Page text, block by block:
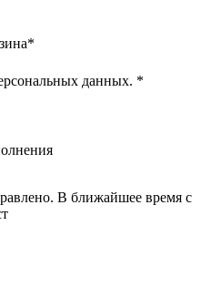
*
данных. *
В ближайшее время с